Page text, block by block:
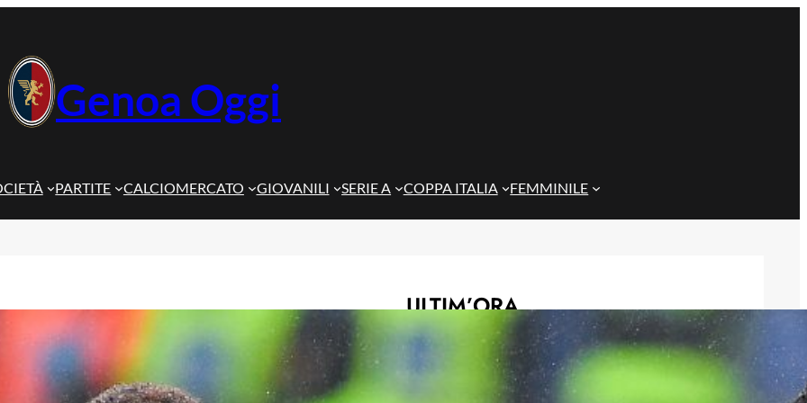
Genoa Oggi
PARTITE CALCIOMERCATO GIOVANILI SERIE A COPPA ITALIA FEMMINILE
ULTIM’ORA
Genoa, condanna del Tribunale:
dovrà pagare 8 milioni di euro a